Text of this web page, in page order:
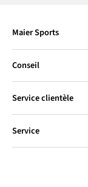
Maier Sports
Conseil
Service clientèle
Service